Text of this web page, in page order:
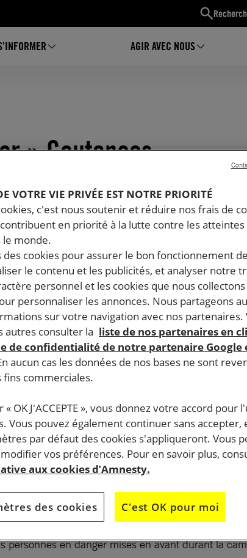
AGIR AVEC NOUS
» Coutances
un stand de signatures de 14hà 18h Les
personnes en danger mises en avant durant la
VOTRE VIE PRIVÉE EST NOTRE PRIORITÉ
c'est nous soutenir et réduire nos frais de
en priorité à la lutte contre les
le monde.
des cookies pour assurer le bon fonctionnement
le contenu et les publicités, et analyser notre
personnel et les cookies que nous
personnaliser les annonces. Nous partageons
sur votre navigation avec nos partenaires.
autres consulter la liste de nos partenaires en
de confidentialité de notre partenaire Google
aucun cas les données de nos bases ne sont
fins commerciales.
« OK J'ACCEPTE », vous donnez votre accord pour
Vous pouvez également continuer sans accepter,
par défaut des cookies s'appliqueront. Vous
vos préférences. Pour en savoir plus,
aux cookies d’Amnesty.
des cookies C'est OK pour moi